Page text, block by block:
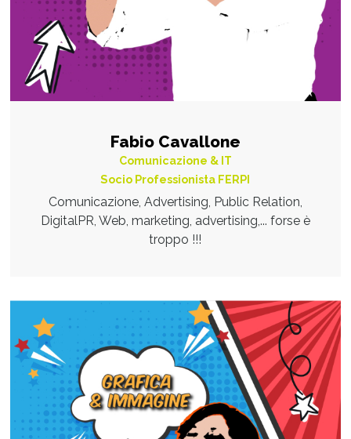
Fabio Cavallone
Comunicazione & IT
Socio Professionista FERPI
Comunicazione, Advertising, Public Relation,
DigitalPR, Web, marketing, advertising,... forse è
troppo !!!